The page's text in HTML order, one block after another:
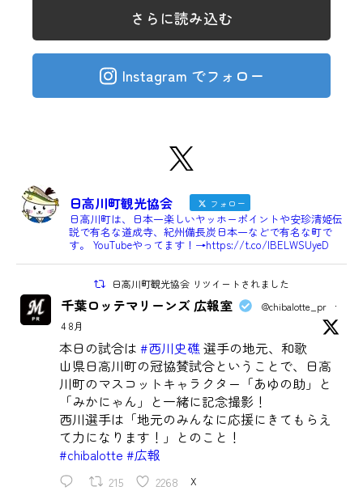
さらに読み込む
Instagram でフォロー
日高川町観光協会 フォロー
日高川町は、日本一楽しいヤッホーポイントや安珍清姫伝
説で有名な道成寺、紀州備長炭日本一などで有名な町で
す。 YouTubeやってます！→https://t.co/IBELWSUyeD
日高川町観光協会 リツイートされました
千葉ロッテマリーンズ 広報室 @chibalotte_pr
·
4 8月
本日の試合は #西川史礁 選手の地元、和歌
山県日高川町の冠協賛試合ということで、日高
川町のマスコットキャラクター「あゆの助」と
「みかにゃん」と一緒に記念撮影！
西川選手は「地元のみんなに応援にきてもらえ
て力になります！」とのこと！
#chibalotte #広報
215 2268 X